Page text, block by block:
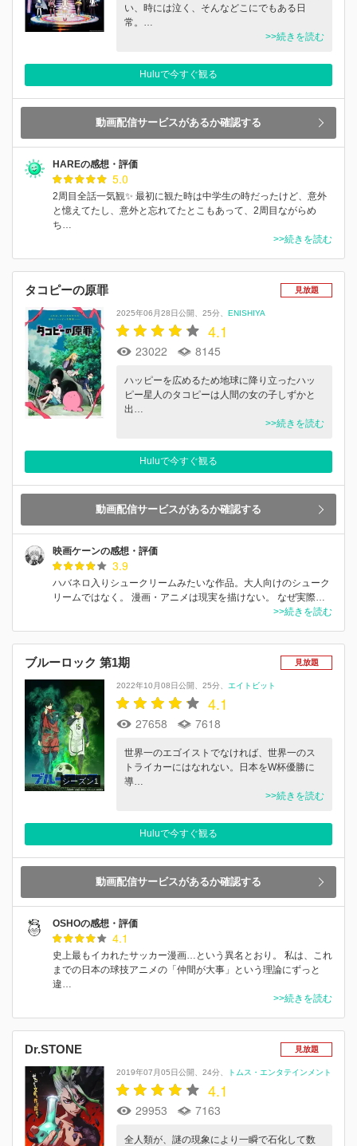
い、時には泣く、そんなどこにでもある日
常。…
>>続きを読む
Huluで今すぐ観る
動画配信サービスがあるか確認する
HAREの感想・評価
5.0
2周目全話一気観✨ 最初に観た時は中学生の時だったけど、意外
と憶えてたし、意外と忘れてたとこもあって、2周目ながらめ
ち…
>>続きを読む
タコピーの原罪 見放題
2025年06月28日公開 25分 ENISHIYA
4.1
23022 8145
ハッピーを広めるため地球に降り立ったハッ
ピー星人のタコピーは人間の女の子しずかと
出…
>>続きを読む
Huluで今すぐ観る
動画配信サービスがあるか確認する
映画ケーンの感想・評価
3.9
ハバネロ入りシュークリームみたいな作品。大人向けのシューク
リームではなく。 漫画・アニメは現実を描けない。 なぜ実際…
>>続きを読む
ブルーロック 第1期 見放題
シーズン1
2022年10月08日公開 25分 エイトビット
4.1
27658 7618
世界一のエゴイストでなければ、世界一のス
トライカーにはなれない。日本をW杯優勝に
導…
>>続きを読む
Huluで今すぐ観る
動画配信サービスがあるか確認する
OSHOの感想・評価
4.1
史上最もイカれたサッカー漫画…という異名とおり。 私は、これ
までの日本の球技アニメの「仲間が大事」という理論にずっと
違…
>>続きを読む
Dr.STONE 見放題
2019年07月05日公開 24分 トムス・エンタテインメント
4.1
29953 7163
全人類が、謎の現象により一瞬で石化して数